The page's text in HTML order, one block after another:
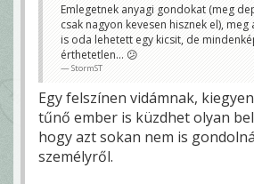
Emlegetnek anyagi gondokat (meg
csak nagyon kevesen hisznek el),
is oda lehetett egy kicsit, de
érthetetlen... 😕
StormST
Egy felszínen vidámnak,
tűnő ember is küzdhet olyan
hogy azt sokan nem is
személyről.